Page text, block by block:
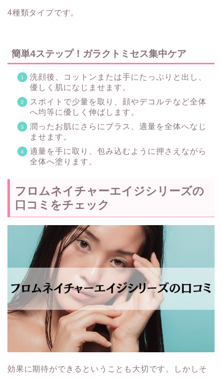
4種類タイプです。
簡単4ステップ！ガラクトミセス集中ケア
洗顔後、コットンまたは手にたっぷりと出し、
優しく肌になじませます。
スポイトで少量を取り、顔やデコルテなど全体
へ均等に優しく伸ばします。
潤ったお肌にさらにプラス、適量を全体へなじ
ませます。
適量を手に取り、包み込むように押さえながら
全体へ塗ります。
フロムネイチャーエイジシリーズの
口コミをチェック
効果に期待ができるということも大切です。しかしそ